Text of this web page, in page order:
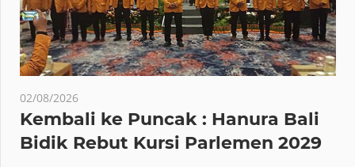
02/08/2026
Kembali ke Puncak : Hanura Bali
Bidik Rebut Kursi Parlemen 2029